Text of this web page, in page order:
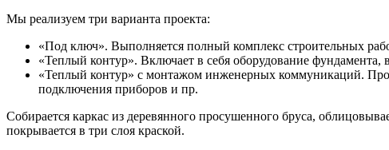
Мы реализуем три варианта проекта:
«Под ключ». Выполняется полный комплекс строительных
«Теплый контур». Включает в себя оборудование
«Теплый контур» с монтажом инженерных коммуникаций.
подключения приборов и пр.
Собирается каркас из деревянного просушенного бруса,
покрывается в три слоя краской.